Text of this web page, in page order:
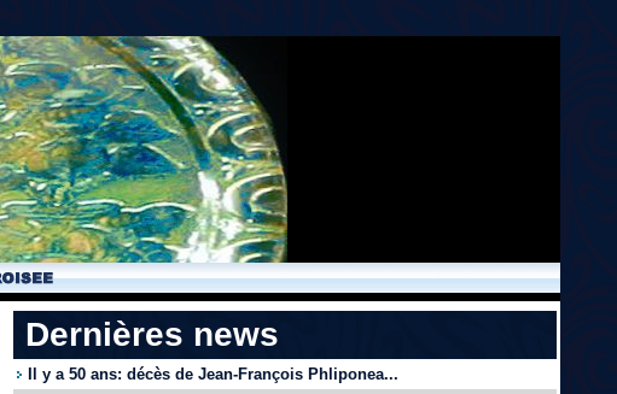
Dernières news
Il y a 50 ans: décès de Jean-François Phliponea...